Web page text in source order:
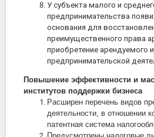
У субъекта малого и
предпринимательства
основания для
преимущественного права
приобретение арендуемого
предпринимательской
Повышение эффективности и
институтов поддержки бизнеса
Расширен перечень видов
деятельности, в отношении
патентная система